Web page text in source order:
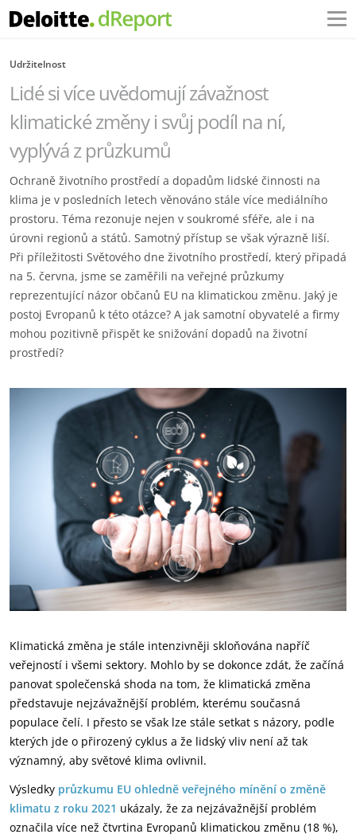
Udržitelnost
Lidé si více uvědomují závažnost
klimatické změny i svůj podíl na ní,
vyplývá z průzkumů
Ochraně životního prostředí a dopadům lidské činnosti na
klima je v posledních letech věnováno stále více mediálního
prostoru. Téma rezonuje nejen v soukromé sféře, ale i na
úrovni regionů a států. Samotný přístup se však výrazně liší.
Při příležitosti Světového dne životního prostředí, který připadá
na 5. června, jsme se zaměřili na veřejné průzkumy
reprezentující názor občanů EU na klimatickou změnu. Jaký je
postoj Evropanů k této otázce? A jak samotní obyvatelé a firmy
mohou pozitivně přispět ke snižování dopadů na životní
prostředí?
Klimatická změna je stále intenzivněji skloňována napříč
veřejností i všemi sektory. Mohlo by se dokonce zdát, že začíná
panovat společenská shoda na tom, že klimatická změna
představuje nejzávažnější problém, kterému současná
populace čelí. I přesto se však lze stále setkat s názory, podle
kterých jde o přirozený cyklus a že lidský vliv není až tak
významný, aby světové klima ovlivnil.
Výsledky průzkumu EU ohledně veřejného mínění o změně
klimatu z roku 2021 ukázaly, že za nejzávažnější problém
označila více než čtvrtina Evropanů klimatickou změnu (18 %),